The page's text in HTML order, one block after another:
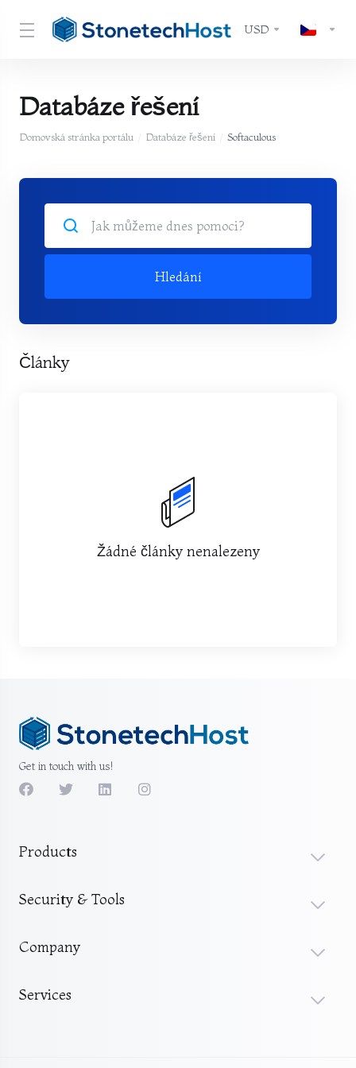
USD
Databáze řešení
Domovská stránka portálu Databáze řešení Softaculous
Hledání
Články
Žádné články nenalezeny
Get in touch with us!
Products
Security & Tools
Company
Services